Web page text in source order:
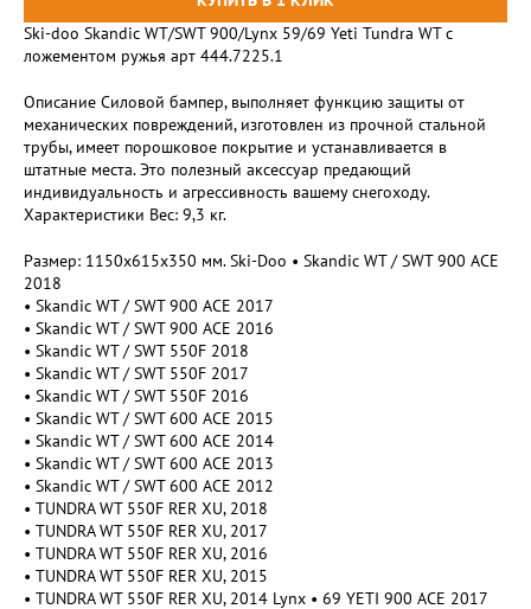
Ski-doo Skandic WT/SWT 900/Lynx 59/69 Yeti Tundra WT с
ложементом ружья арт 444.7225.1
Описание Силовой бампер, выполняет функцию защиты от
механических повреждений, изготовлен из прочной стальной
трубы, имеет порошковое покрытие и устанавливается в
штатные места. Это полезный аксессуар предающий
индивидуальность и агрессивность вашему снегоходу.
Характеристики Вес: 9,3 кг.
Размер: 1150х615х350 мм. Ski-Doo • Skandic WT / SWT 900 ACE
2018
• Skandic WT / SWT 900 ACE 2017
• Skandic WT / SWT 900 ACE 2016
• Skandic WT / SWT 550F 2018
• Skandic WT / SWT 550F 2017
• Skandic WT / SWT 550F 2016
• Skandic WT / SWT 600 ACE 2015
• Skandic WT / SWT 600 ACE 2014
• Skandic WT / SWT 600 ACE 2013
• Skandic WT / SWT 600 ACE 2012
• TUNDRA WT 550F RER XU, 2018
• TUNDRA WT 550F RER XU, 2017
• TUNDRA WT 550F RER XU, 2016
• TUNDRA WT 550F RER XU, 2015
• TUNDRA WT 550F RER XU, 2014 Lynx • 69 YETI 900 ACE 2017